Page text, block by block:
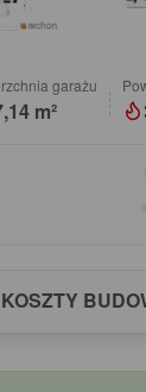
garażu
m²
KOSZTY